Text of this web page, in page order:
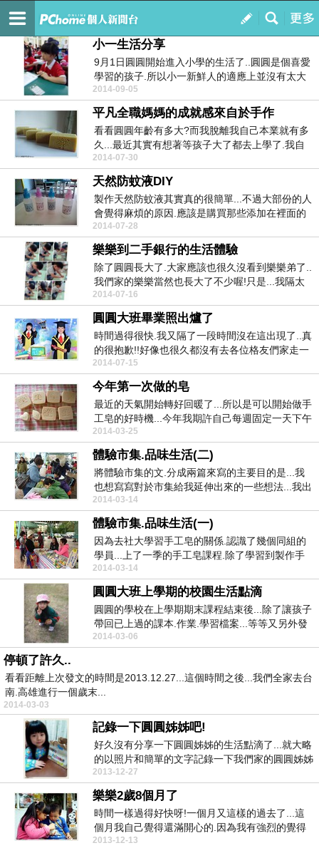
我的
訂閱
幸福調味
小一生活分享
9月1日圓圓開始進入小學的生活了..圓圓是個喜愛
學習的孩子.所以小一新鮮人的適應上並沒有太大
的問題....
2014-09-05
平凡全職媽媽的成就感來自於手作
看看圓圓年齡有多大?而我脫離我自己本業就有多
久...最近其實有想著等孩子大了都去上學了.我自
己也該找...
2014-07-30
天然防蚊液DIY
製作天然防蚊液其實真的很簡單...不過大部份的人
會覺得麻煩的原因.應該是購買那些添加在裡面的
那些精油...
2014-07-28
樂樂到二手銀行的生活體驗
除了圓圓長大了.大家應該也很久沒看到樂樂弟了..
我們家的樂樂當然也長大了不少喔!只是...我隔太
久沒...
2014-07-16
圓圓大班畢業照出爐了
時間過得很快.我又隔了一段時間沒在這出現了..真
的很抱歉!!好像也很久都沒有去各位格友們家走一
走.坐...
2014-07-15
今年第一次做的皂
最近的天氣開始轉好回暖了...所以是可以開始做手
工皂的好時機...今年我期許自己每週固定一天下午
趁樂...
2014-03-25
體驗市集.品味生活(二)
將體驗市集的文.分成兩篇來寫的主要目的是...我
也想寫寫對於市集給我延伸出來的一些想法...我出
生於...
2014-03-14
體驗市集.品味生活(一)
因為去社大學習手工皂的關係.認識了幾個同組的
學員...上了一季的手工皂課程.除了學習到製作手
工皂的方...
2014-03-14
圓圓大班上學期的校園生活點滴
圓圓的學校在上學期期末課程結束後...除了讓孩子
帶回已上過的課本.作業.學習檔案...等等又另外發
了...
2014-03-06
停頓了許久..
看看距離上次發文的時間是2013.12.27...這個時間之後...我們全家去台
南.高雄進行一個歲末...
2014-03-03
記錄一下圓圓姊姊吧!
好久沒有分享一下圓圓姊姊的生活點滴了...就大略
的以照片和簡單的文字記錄一下我們家的圓圓姊姊
吧!*看...
2013-12-27
樂樂2歲8個月了
時間一樣過得好快呀!一個月又這樣的過去了...這
個月我自己覺得還滿開心的.因為我有強烈的覺得
樂樂又懂...
2013-12-13